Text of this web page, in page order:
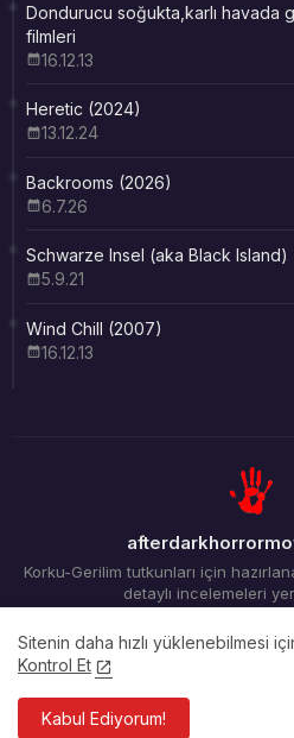
Dondurucu soğukta,karlı havada
filmleri
16.12.13
Heretic (2024)
13.12.24
Backrooms (2026)
6.7.26
Schwarze Insel (aka Black Island)
5.9.21
Wind Chill (2007)
16.12.13
Korku-Gerilim tutkunları için
detaylı incelemeleri
Tüm Hakları
Sitenin daha hızlı yüklenebilmesi
Kontrol Et
Kabul Ediyorum!